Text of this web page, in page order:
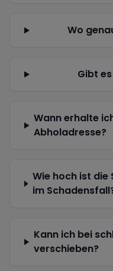
Wo
Gibt
Wann erhalte
Abholadresse?
Wie hoch ist die
im
Kann ich bei
verschieben?